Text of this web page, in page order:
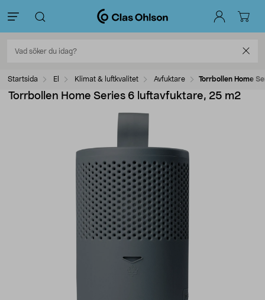
Startsida El Klimat & luftkvalitet Avfuktare Torrbollen Home
Torrbollen Home Series 6 luftavfuktare, 25 m2